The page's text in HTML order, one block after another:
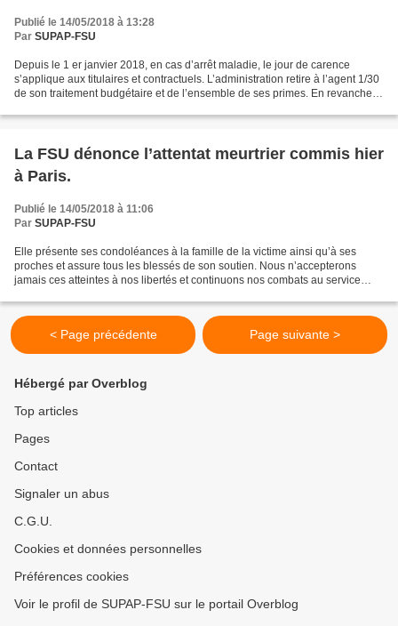
Publié le 14/05/2018 à 13:28
Par SUPAP-FSU
Depuis le 1 er janvier 2018, en cas d’arrêt maladie, le jour de carence
s’applique aux titulaires et contractuels. L’administration retire à l’agent 1/30
de son traitement budgétaire et de l’ensemble de ses primes. En revanche,
La FSU dénonce l’attentat meurtrier commis hier
à Paris.
Publié le 14/05/2018 à 11:06
Par SUPAP-FSU
Elle présente ses condoléances à la famille de la victime ainsi qu’à ses
proches et assure tous les blessés de son soutien. Nous n’accepterons
jamais ces atteintes à nos libertés et continuons nos combats au service
< Page précédente Page suivante >
Hébergé par Overblog
Top articles
Pages
Contact
Signaler un abus
C.G.U.
Cookies et données personnelles
Préférences cookies
Voir le profil de SUPAP-FSU sur le portail Overblog